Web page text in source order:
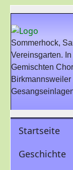
Sommerhock,
Vereinsgarten.
Gemischten
Startseite
Geschichte